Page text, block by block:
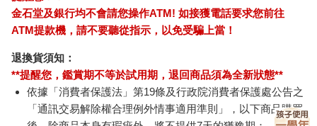
去幼兒園幾小時，然後去小學，那裡會有老師一對一指導他六年
級的課程。不過，這樣的情況只持續了一年。
六歲時，他每天去小學上短短幾個小時，接著母親開車送他
去初中上課。到了八歲，他半個上午在小學上課，然後去高中待
到下午三點。接著又趕到橙郡藝術學校（Orange County School
of the Arts）上課到下午五點。其餘時間，母親還會替他安排私人
鋼琴課、芭蕾課、繪畫課──看他當時想學什麼。
金石堂及銀行均不會請您操作ATM! 如接獲電話要求您前往
ATM提款機，請不要聽從指示，以免受騙上當！
退換貨須知：
**提醒您，鑑賞期不等於試用期，退回商品須為全新狀態**
依據「消費者保護法」第19條及行政院消費者保護處公告之
「通訊交易解除權合理例外情事適用準則」，以下商品購買